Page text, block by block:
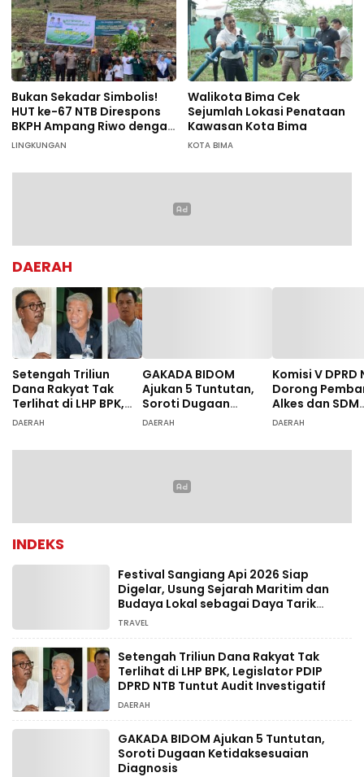
Bukan Sekadar Simbolis!
HUT ke-67 NTB Direspons
BKPH Ampang Riwo dengan
Aksi Tanam Pohon Massal
LINGKUNGAN
Walikota Bima Cek
Sejumlah Lokasi Penataan
Kawasan Kota Bima
KOTA BIMA
DAERAH
Setengah Triliun
Dana Rakyat Tak
Terlihat di LHP BPK,
Legislator PDIP DPRD
Investigatif
DAERAH
GAKADA BIDOM
Ajukan 5 Tuntutan,
Soroti Dugaan
Ketidaksesuaian
DAERAH
Komisi V DPRD
Dorong
Alkes dan SDM
Rumah Sakit,
Diagnosis
DAERAH
INDEKS
Festival Sangiang Api 2026 Siap
Digelar, Usung Sejarah Maritim dan
Budaya Lokal sebagai Daya Tarik
Wisata
TRAVEL
Setengah Triliun Dana Rakyat Tak
Terlihat di LHP BPK, Legislator PDIP
DPRD NTB Tuntut Audit Investigatif
DAERAH
GAKADA BIDOM Ajukan 5 Tuntutan,
Soroti Dugaan Ketidaksesuaian
Diagnosis